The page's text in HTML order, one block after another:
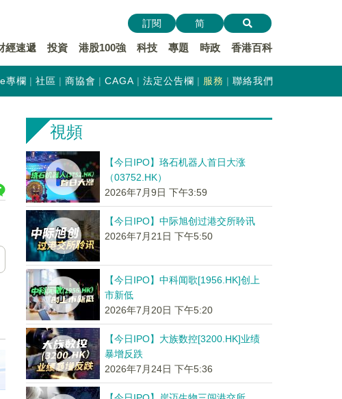
經速遞 投資 港股100強 科技 專題 時政 香港百科
訂閱 简
專欄 社區 商協會 CAGA 法定公告欄 服務 聯絡我們
視頻
【今日IPO】珞石机器人首日大涨
（03752.HK）
2026年7月9日 下午3:59
【今日IPO】中际旭创过港交所聆讯
2026年7月21日 下午5:50
【今日IPO】中科闻歌[1956.HK]创上
市新低
2026年7月20日 下午5:20
【今日IPO】大族数控[3200.HK]业绩
暴增反跌
2026年7月24日 下午5:36